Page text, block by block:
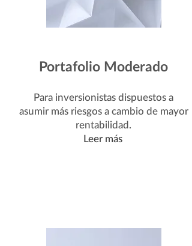
Portafolio Moderado
Para inversionistas dispuestos a
asumir más riesgos a cambio de mayor
rentabilidad.
Leer más